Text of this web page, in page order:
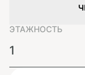
ЭТАЖНОСТЬ
1